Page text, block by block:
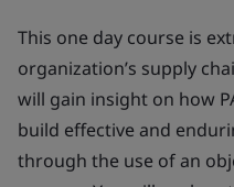
This one day course is
organization’s supply
will gain insight on how
build effective and
through the use of an